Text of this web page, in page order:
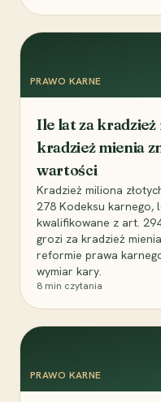
PRAWO KARNE
Ile lat za kradzież
kradzież mienia
wartości
Kradzież miliona
278 Kodeksu karnego,
kwalifikowane z art.
grozi za kradzież
reformie prawa
wymiar kary.
8 min czytania
PRAWO KARNE